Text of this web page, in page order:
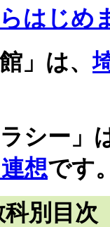
はじめ
」は、
シー」
想です
別目次